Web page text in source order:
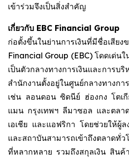
เข้าร่วมจึงเป็นสิ่งสำคัญ
เกี่ยวกับ EBC Financial Group
ก่อตั้งขึ้นในย่านการเงินที่มีชื่อเสี
Financial Group (EBC) โดดเด่น
เป็นตัวกลางทางการเงินและกา
สำนักงานตั้งอยู่ในศูนย์กลางทาง
เช่น ลอนดอน ซิดนีย์ ฮ่องกง โตเกี
แมน กรุงเทพฯ ลีมาซอล และตลา
เอเชีย และแอฟริกา โดยช่วยให้ผู้
และสถาบันสามารถเข้าถึงตลาดทั่ว
ที่หลากหลาย รวมถึงสกุลเงิน สิ